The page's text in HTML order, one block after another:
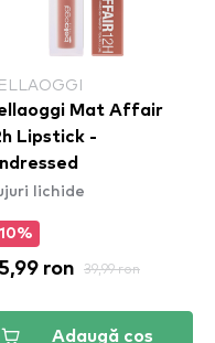
Mat Affair
Lipstick -
lichide
ron 39,99 ron
Adaugă coș